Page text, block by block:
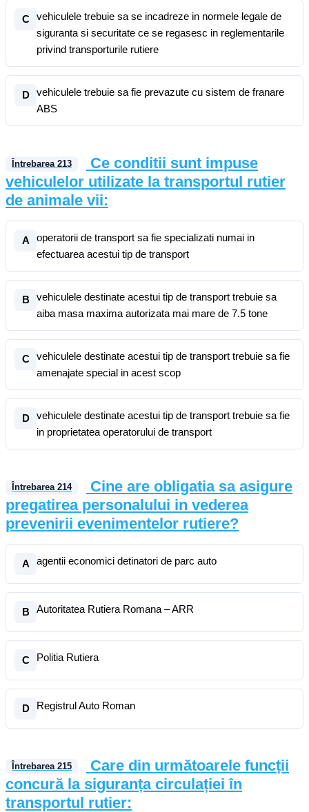
C
vehiculele trebuie sa se incadreze in normele legale de
siguranta si securitate ce se regasesc in reglementarile
privind transporturile rutiere
D
vehiculele trebuie sa fie prevazute cu sistem de franare
ABS
Întrebarea 213
Ce conditii sunt impuse
vehiculelor utilizate la transportul rutier
de animale vii:
A
operatorii de transport sa fie specializati numai in
efectuarea acestui tip de transport
B
vehiculele destinate acestui tip de transport trebuie sa
aiba masa maxima autorizata mai mare de 7.5 tone
C
vehiculele destinate acestui tip de transport trebuie sa fie
amenajate special in acest scop
D
vehiculele destinate acestui tip de transport trebuie sa fie
in proprietatea operatorului de transport
Întrebarea 214
Cine are obligatia sa asigure
pregatirea personalului in vederea
prevenirii evenimentelor rutiere?
A agentii economici detinatori de parc auto
B Autoritatea Rutiera Romana – ARR
C Politia Rutiera
D Registrul Auto Roman
Întrebarea 215
Care din următoarele funcții
concură la siguranța circulației în
transportul rutier: